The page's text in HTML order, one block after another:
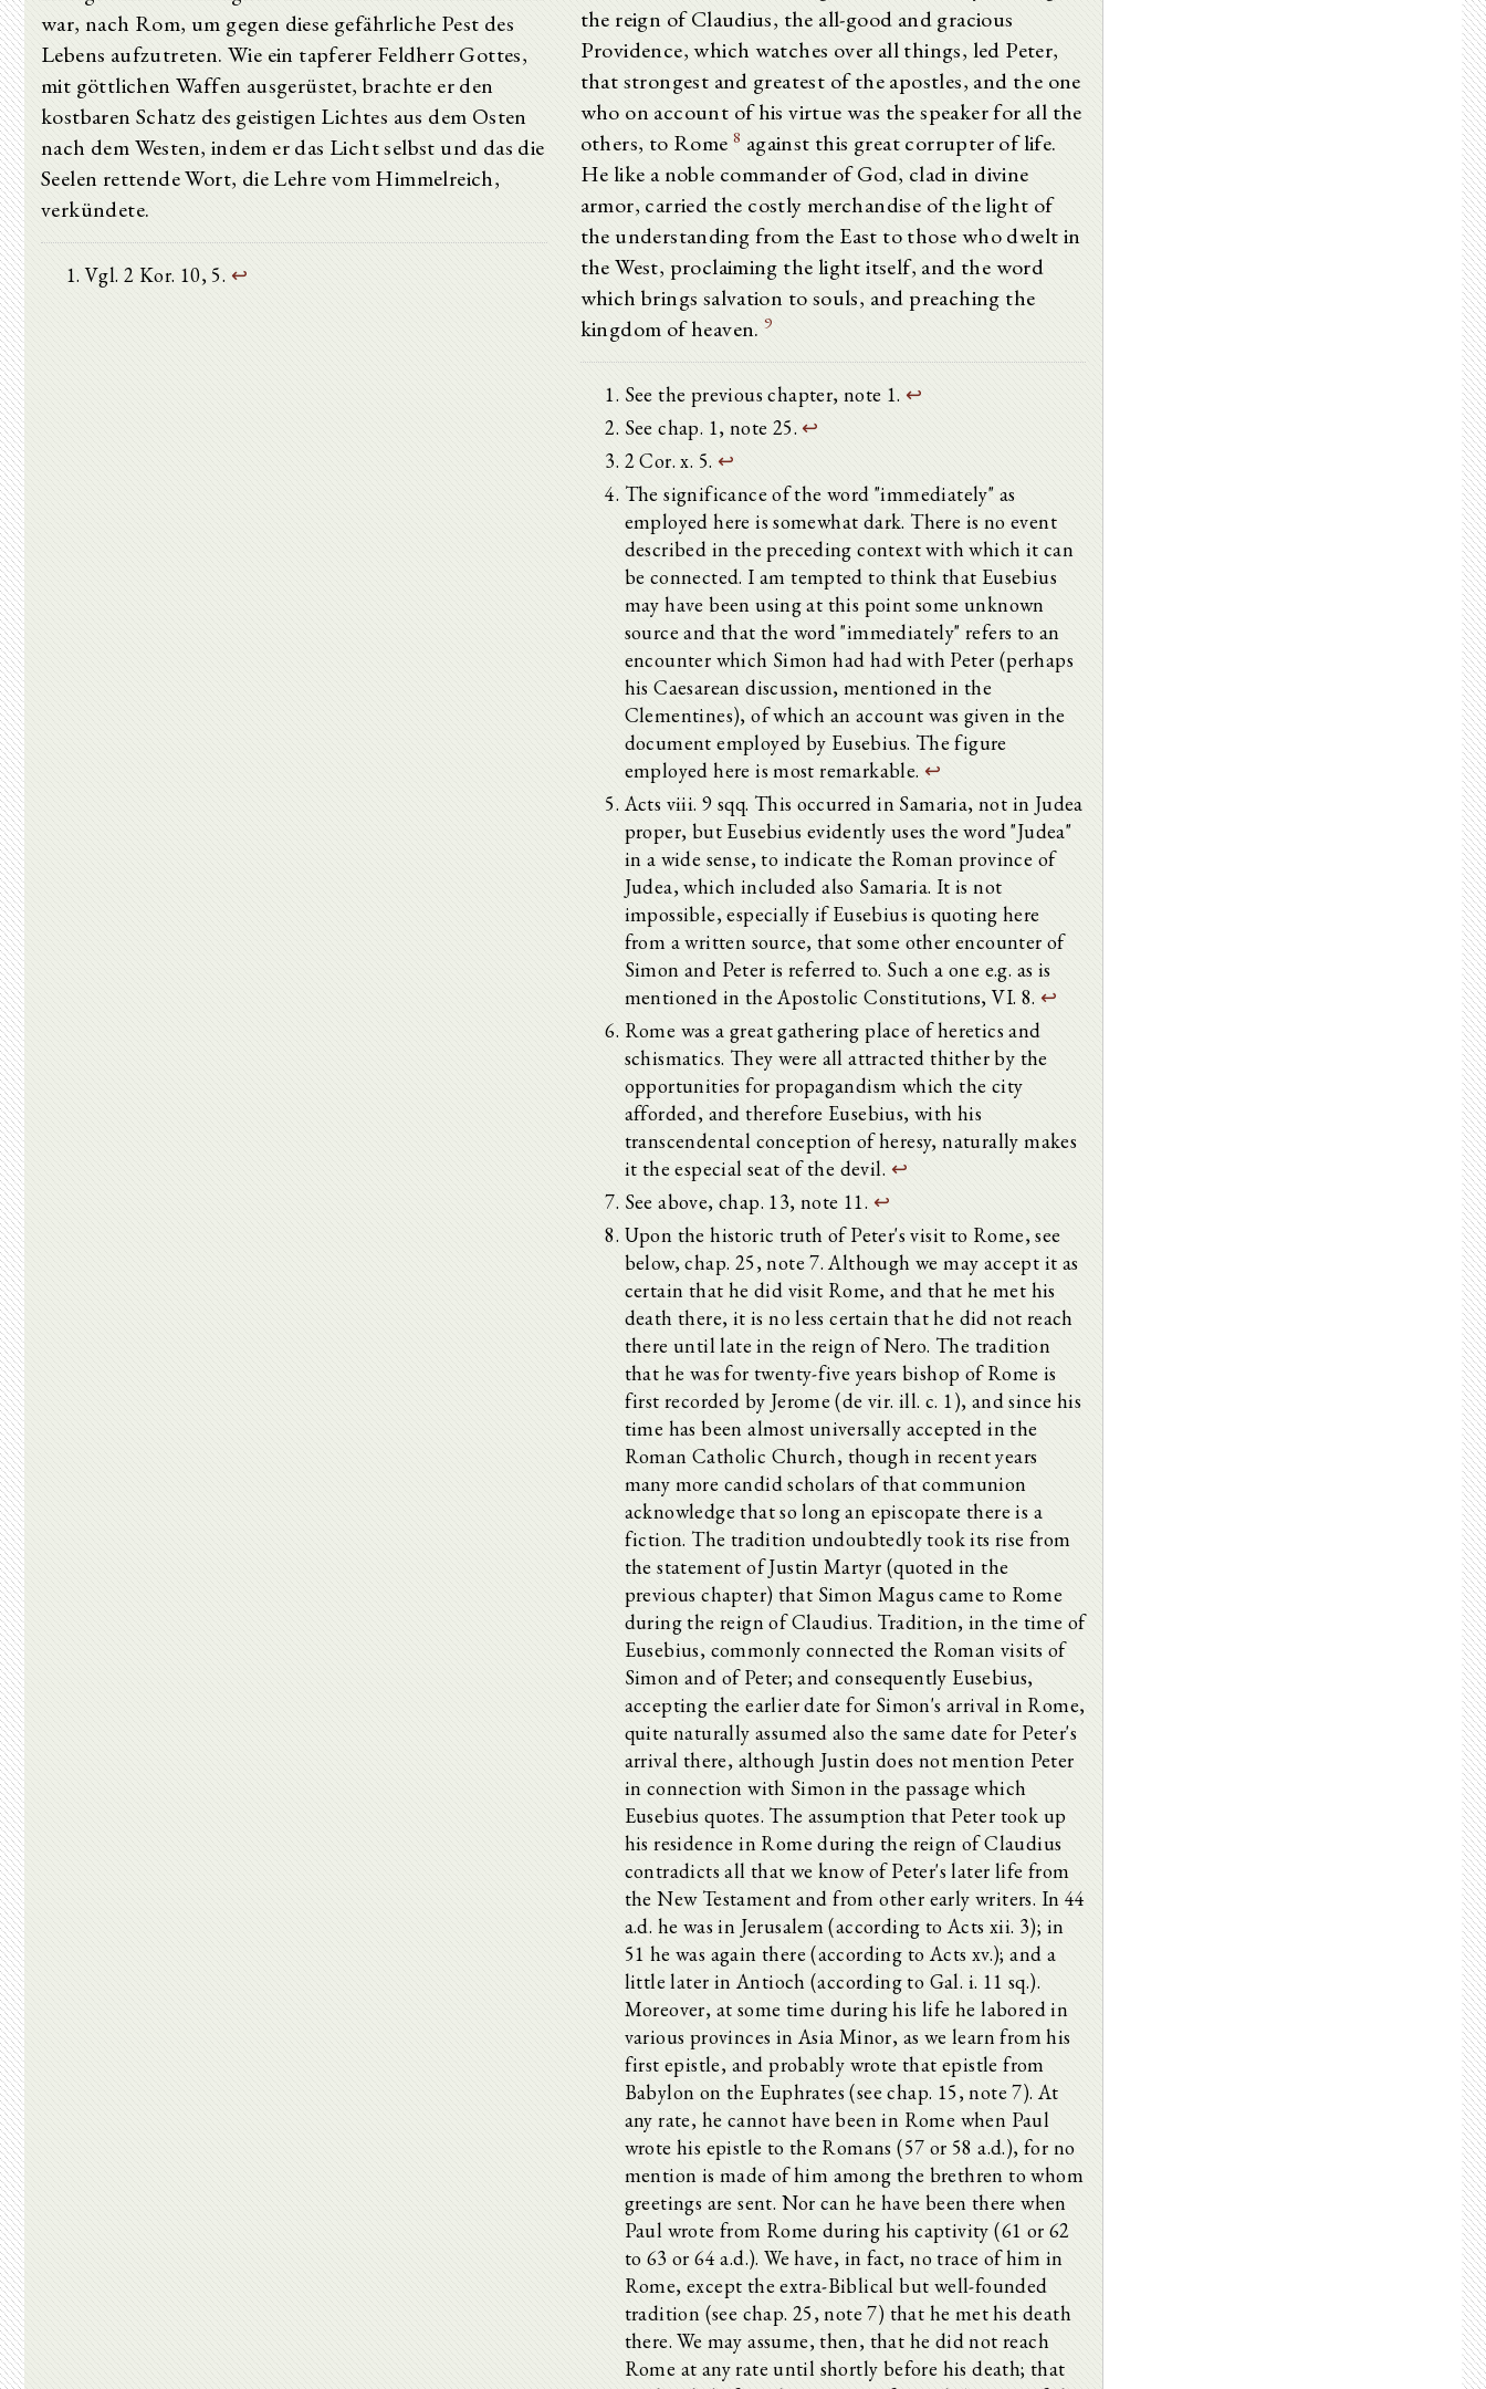
war, nach Rom, um gegen diese gefährliche Pest des
Lebens aufzutreten. Wie ein tapferer Feldherr Gottes,
mit göttlichen Waffen ausgerüstet, brachte er den
kostbaren Schatz des geistigen Lichtes aus dem Osten
nach dem Westen, indem er das Licht selbst und das die
Seelen rettende Wort, die Lehre vom Himmelreich,
verkündete.
Vgl. 2 Kor. 10, 5. ↩
the reign of Claudius, the all-good and gracious
Providence, which watches over all things, led Peter,
that strongest and greatest of the apostles, and the one
who on account of his virtue was the speaker for all the
others, to Rome 8 against this great corrupter of life.
He like a noble commander of God, clad in divine
armor, carried the costly merchandise of the light of
the understanding from the East to those who dwelt in
the West, proclaiming the light itself, and the word
which brings salvation to souls, and preaching the
kingdom of heaven.9
See the previous chapter, note 1. ↩
See chap. 1, note 25. ↩
2 Cor. x. 5. ↩
The significance of the word "immediately" as
employed here is somewhat dark. There is no event
described in the preceding context with which it can
be connected. I am tempted to think that Eusebius
may have been using at this point some unknown
source and that the word "immediately" refers to an
encounter which Simon had had with Peter (perhaps
his Caesarean discussion, mentioned in the
Clementines), of which an account was given in the
document employed by Eusebius. The figure
employed here is most remarkable. ↩
Acts viii. 9 sqq. This occurred in Samaria, not in Judea
proper, but Eusebius evidently uses the word "Judea"
in a wide sense, to indicate the Roman province of
Judea, which included also Samaria. It is not
impossible, especially if Eusebius is quoting here
from a written source, that some other encounter of
Simon and Peter is referred to. Such a one e.g. as is
mentioned in the Apostolic Constitutions, VI. 8. ↩
Rome was a great gathering place of heretics and
schismatics. They were all attracted thither by the
opportunities for propagandism which the city
afforded, and therefore Eusebius, with his
transcendental conception of heresy, naturally makes
it the especial seat of the devil. ↩
See above, chap. 13, note 11. ↩
Upon the historic truth of Peter's visit to Rome, see
below, chap. 25, note 7. Although we may accept it as
certain that he did visit Rome, and that he met his
death there, it is no less certain that he did not reach
there until late in the reign of Nero. The tradition
that he was for twenty-five years bishop of Rome is
first recorded by Jerome (de vir. ill. c. 1), and since his
time has been almost universally accepted in the
Roman Catholic Church, though in recent years
many more candid scholars of that communion
acknowledge that so long an episcopate there is a
fiction. The tradition undoubtedly took its rise from
the statement of Justin Martyr (quoted in the
previous chapter) that Simon Magus came to Rome
during the reign of Claudius. Tradition, in the time of
Eusebius, commonly connected the Roman visits of
Simon and of Peter; and consequently Eusebius,
accepting the earlier date for Simon's arrival in Rome,
quite naturally assumed also the same date for Peter's
arrival there, although Justin does not mention Peter
in connection with Simon in the passage which
Eusebius quotes. The assumption that Peter took up
his residence in Rome during the reign of Claudius
contradicts all that we know of Peter's later life from
the New Testament and from other early writers. In 44
a.d. he was in Jerusalem (according to Acts xii. 3); in
51 he was again there (according to Acts xv.); and a
little later in Antioch (according to Gal. i. 11 sq.).
Moreover, at some time during his life he labored in
various provinces in Asia Minor, as we learn from his
first epistle, and probably wrote that epistle from
Babylon on the Euphrates (see chap. 15, note 7). At
any rate, he cannot have been in Rome when Paul
wrote his epistle to the Romans (57 or 58 a.d.), for no
mention is made of him among the brethren to whom
greetings are sent. Nor can he have been there when
Paul wrote from Rome during his captivity (61 or 62
to 63 or 64 a.d.). We have, in fact, no trace of him in
Rome, except the extra-Biblical but well-founded
tradition (see chap. 25, note 7) that he met his death
there. We may assume, then, that he did not reach
Rome at any rate until shortly before his death; that